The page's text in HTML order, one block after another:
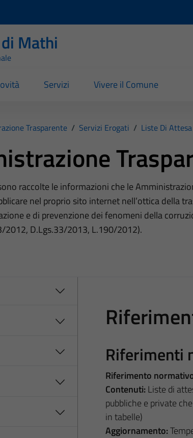
Mathi
Servizi Vivere il Comune
Trasparente / Servizi Erogati / Liste Di Attesa
raccolte le informazioni che le
nel proprio sito internet nell’ottica della
e di prevenzione dei fenomeni della
2012, D.Lgs.33/2013, L.190/2012).
Riferimenti
Riferimento
Contenuti: Liste di
pubbliche e private
in tabelle)
Aggiornamento: